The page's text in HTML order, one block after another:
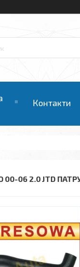
Контакти
00-06 2.0 JTD